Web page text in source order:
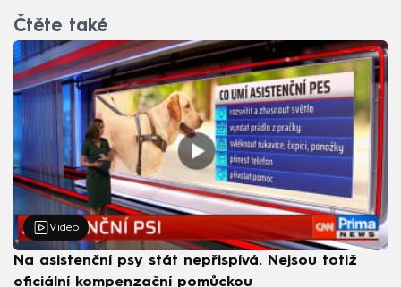
Čtěte také
Video
Na asistenční psy stát nepřispívá. Nejsou totiž
oficiální kompenzační pomůckou